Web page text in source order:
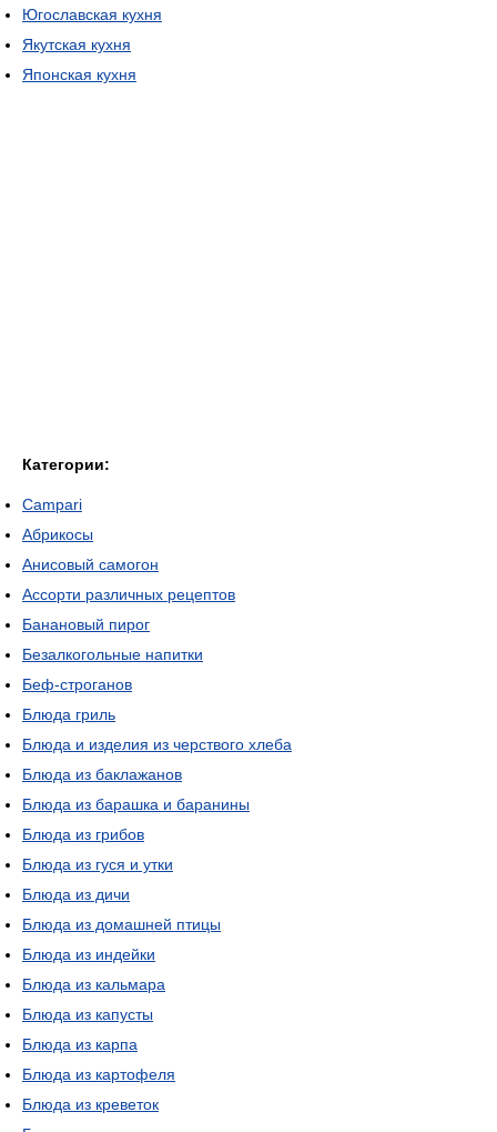
Югославская кухня
Якутская кухня
Японская кухня
Категории:
Campari
Абрикосы
Анисовый самогон
Ассорти различных рецептов
Банановый пирог
Безалкогольные напитки
Беф-строганов
Блюда гриль
Блюда и изделия из черствого хлеба
Блюда из баклажанов
Блюда из барашка и баранины
Блюда из грибов
Блюда из гуся и утки
Блюда из дичи
Блюда из домашней птицы
Блюда из индейки
Блюда из кальмара
Блюда из капусты
Блюда из карпа
Блюда из картофеля
Блюда из креветок